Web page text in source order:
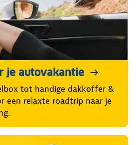
je autovakantie
tot handige dakkoffer &
een relaxte roadtrip naar je